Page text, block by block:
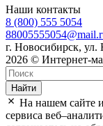
Наши контакты
8 (800) 555 5054
г. Новосибирск, ул.
2026 © Интернет-
Найти
На нашем сайте
сервиса